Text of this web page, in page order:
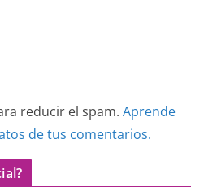
reducir el spam. Aprende
de tus comentarios.